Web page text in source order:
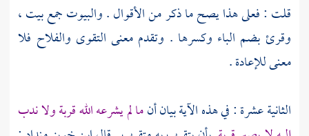
قلت : فعلى هذا يصح ما ذكر من الأقوال . والبيوت جمع بيت ،
وقرئ بضم الباء وكسرها . وتقدم معنى التقوى والفلاح فلا
معنى للإعادة .
الثانية عشرة : في هذه الآية بيان أنما لم يشرعه الله قربة ولا ندب